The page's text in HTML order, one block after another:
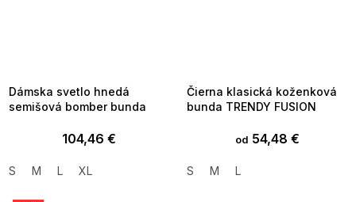
Dámska svetlo hnedá
semišová bomber bunda
104,46 €
S M L XL
Čierna klasická koženková
bunda TRENDY FUSION
od 54,48 €
S M L